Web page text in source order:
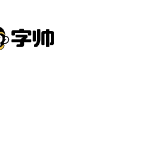
源黑体拔脚改造更现
字体